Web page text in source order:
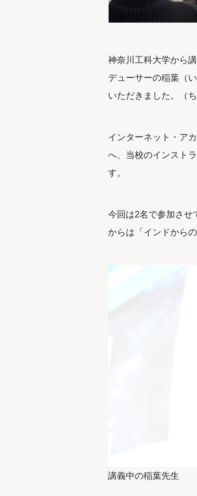
神奈川工科大学から
デューサーの稲葉（
いただきました。（
インターネット・ア
へ、当校のインスト
す。
今回は2名で参加させ
からは「インドから
講義中の稲葉先生